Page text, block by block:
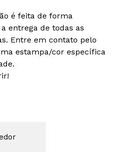
é feita de forma
entrega de todas as
Entre em contato pelo
estampa/cor específica